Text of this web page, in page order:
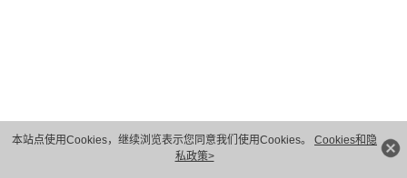
本站点使用Cookies，继续浏览表示您同意我们使用Cookies。 Cookies和隐
私政策>
版权所有 © 华为技术有限公司 1998-2026。 保留一切权利。粤A2-20044005号
隐私保护
法律声明